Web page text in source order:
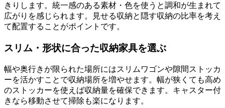
きりします。統一感のある素材・色を使うと調和が生まれて
広がりを感じられます。見せる収納と隠す収納の比率を考え
て配置することがポイントです。
スリム・形状に合った収納家具を選ぶ
幅や奥行きが限られた場所にはスリムワゴンや隙間ストッカ
ーを活かすことで収納場所を増やせます。幅が狭くても高め
のストッカーを使えば収納量を確保できます。キャスター付
きなら移動させて掃除も楽になります。